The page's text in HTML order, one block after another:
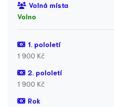
Volná místa
Volno
1. pololetí
1 900 Kč
2. pololetí
1 900 Kč
Rok